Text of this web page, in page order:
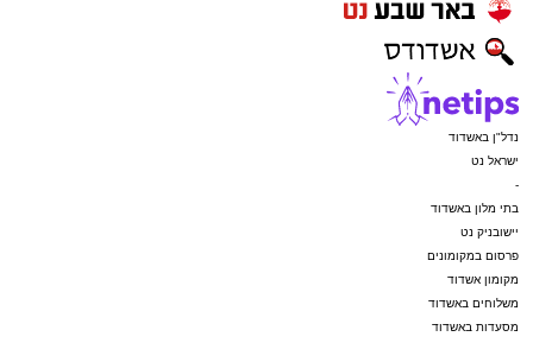
נדל"ן באשדוד
ישראל נט
-
בתי מלון באשדוד
יישובניק נט
פרסום במקומונים
מקומון אשדוד
משלוחים באשדוד
מסעדות באשדוד